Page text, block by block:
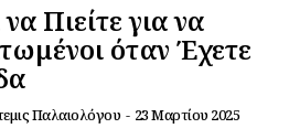
Πιείτε για να
όταν Έχετε
Παλαιολόγου - 23 Μαρτίου 2025